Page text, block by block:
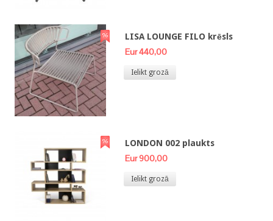
LISA LOUNGE FILO krēsls
Eur 440,00
Ielikt grozā
LONDON 002 plaukts
Eur 900,00
Ielikt grozā